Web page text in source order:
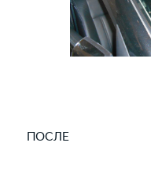
ПОСЛЕ